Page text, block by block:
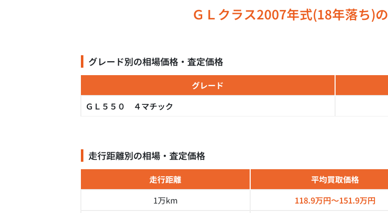
ＧＬクラス2007年式(18年落ち)の
グレード別の相場価格・査定価格
グレード
ＧＬ５５０ ４マチック
走行距離別の相場・査定価格
走行距離 平均買取価格
1万km
118.9万円～151.9万円